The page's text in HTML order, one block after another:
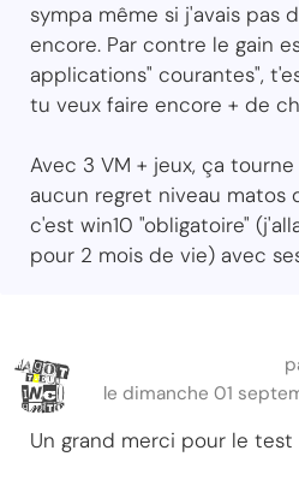
sympa même si j'avais pas
encore. Par contre le gain
applications" courantes",
tu veux faire encore + de
Avec 3 VM + jeux, ça tourne
aucun regret niveau matos
c'est win10 "obligatoire"
pour 2 mois de vie) avec
le dimanche 01
Un grand merci pour le test